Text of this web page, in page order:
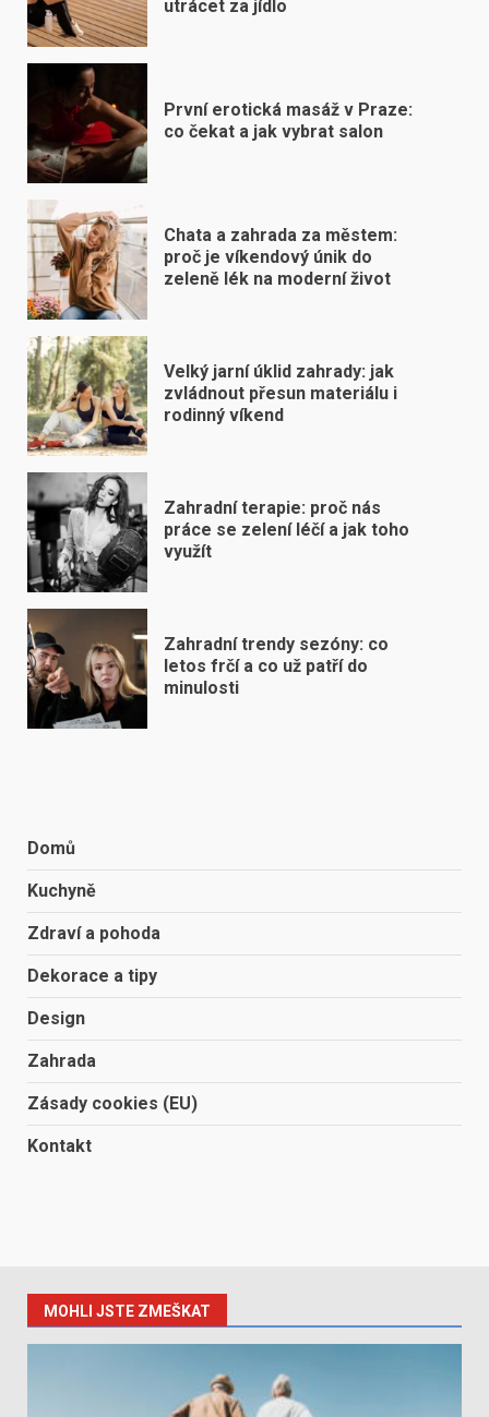
utrácet za jídlo
První erotická masáž v Praze:
co čekat a jak vybrat salon
Chata a zahrada za městem:
proč je víkendový únik do
zeleně lék na moderní život
Velký jarní úklid zahrady: jak
zvládnout přesun materiálu i
rodinný víkend
Zahradní terapie: proč nás
práce se zelení léčí a jak toho
využít
Zahradní trendy sezóny: co
letos frčí a co už patří do
minulosti
Domů
Kuchyně
Zdraví a pohoda
Dekorace a tipy
Design
Zahrada
Zásady cookies (EU)
Kontakt
MOHLI JSTE ZMEŠKAT